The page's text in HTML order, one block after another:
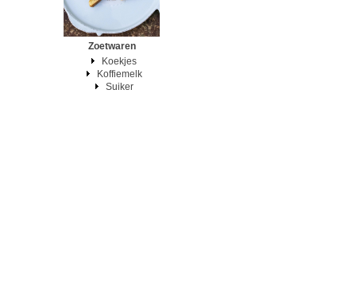
Zoetwaren
Koekjes
Koffiemelk
Suiker